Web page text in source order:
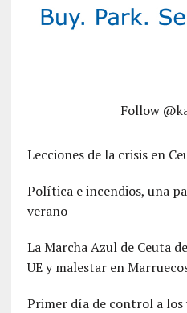
Follow
Lecciones de la crisis en
Política e incendios, una
verano
La Marcha Azul de Ceuta
UE y malestar en
Primer día de control a los